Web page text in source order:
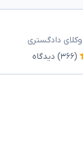
دادگستری
(۳۶۶) دیدگاه